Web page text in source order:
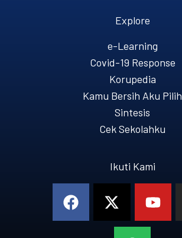
Explore
e-Learning
Covid-19 Response
Korupedia
Kamu Bersih Aku Pilih
Sintesis
Cek Sekolahku
Ikuti Kami